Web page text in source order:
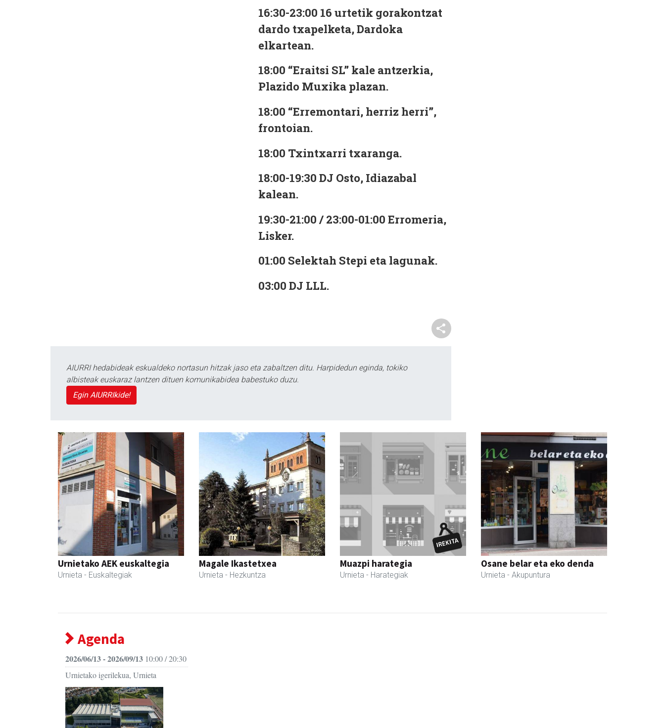
16:30-23:00 16 urtetik gorakontzat
dardo txapelketa, Dardoka
elkartean.
18:00 “Eraitsi SL” kale antzerkia,
Plazido Muxika plazan.
18:00 “Erremontari, herriz herri”,
frontoian.
18:00 Txintxarri txaranga.
18:00-19:30 DJ Osto, Idiazabal
kalean.
19:30-21:00 / 23:00-01:00 Erromeria,
Lisker.
01:00 Selektah Stepi eta lagunak.
03:00 DJ LLL.
AIURRI hedabideak eskualdeko nortasun hitzak jaso eta zabaltzen ditu. Harpidedun eginda, tokiko
albisteak euskaraz lantzen dituen komunikabidea babestuko duzu.
Egin AIURRIkide!
Urnietako AEK euskaltegia
Urnieta - Euskaltegiak
Magale Ikastetxea
Urnieta - Hezkuntza
Muazpi harategia
Urnieta - Harategiak
Osane belar eta eko denda
Urnieta - Akupuntura
Agenda
2026/06/13 - 2026/09/13 10:00 / 20:30
Urnietako igerilekua, Urnieta